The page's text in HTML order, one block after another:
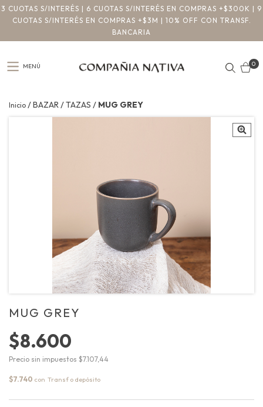
3 CUOTAS S/INTERÉS | 6 CUOTAS S/INTERÉS EN COMPRAS +$300K | 9
CUOTAS S/INTERÉS EN COMPRAS +$3M | 10% OFF CON TRANSF.
BANCARIA
MENÚ 0
Inicio /BAZAR/TAZAS / MUG GREY
MUG GREY
$8.600
Precio sin impuestos $7.107,44
$7.740 con